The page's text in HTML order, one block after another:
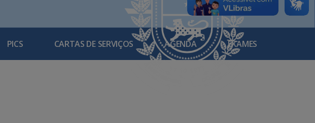
PICS CARTAS DE SERVIÇOS AGENDA EXAMES